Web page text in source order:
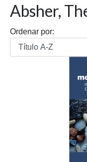
Absher,
Ordenar por: